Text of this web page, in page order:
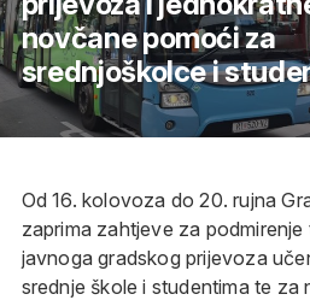
novčane pomoći za
srednjoškolce i
Od 16. kolovoza do 20. rujna
zaprima zahtjeve za
javnoga gradskog prijevoza
srednje škole i studentima te za